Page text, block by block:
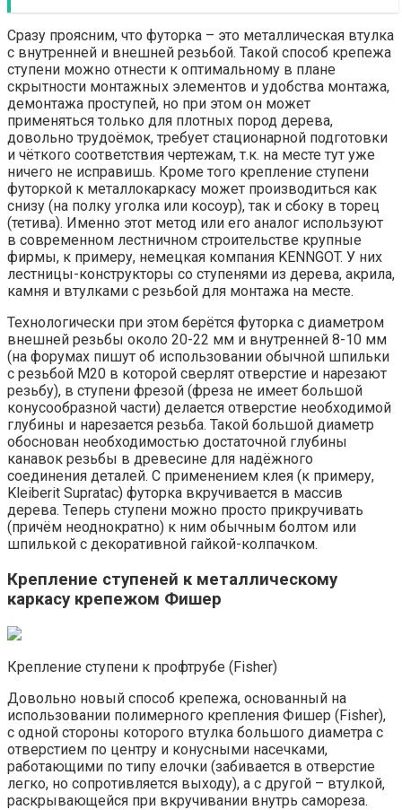
Сразу проясним, что футорка – это металлическая втулка
с внутренней и внешней резьбой. Такой способ крепежа
ступени можно отнести к оптимальному в плане
скрытности монтажных элементов и удобства монтажа,
демонтажа проступей, но при этом он может
применяться только для плотных пород дерева,
довольно трудоёмок, требует стационарной подготовки
и чёткого соответствия чертежам, т.к. на месте тут уже
ничего не исправишь. Кроме того крепление ступени
футоркой к металлокаркасу может производиться как
снизу (на полку уголка или косоур), так и сбоку в торец
(тетива). Именно этот метод или его аналог используют
в современном лестничном строительстве крупные
фирмы, к примеру, немецкая компания KENNGOT. У них
лестницы-конструкторы со ступенями из дерева, акрила,
камня и втулками с резьбой для монтажа на месте.
Технологически при этом берётся футорка с диаметром
внешней резьбы около 20-22 мм и внутренней 8-10 мм
(на форумах пишут об использовании обычной шпильки
с резьбой М20 в которой сверлят отверстие и нарезают
резьбу), в ступени фрезой (фреза не имеет большой
конусообразной части) делается отверстие необходимой
глубины и нарезается резьба. Такой большой диаметр
обоснован необходимостью достаточной глубины
канавок резьбы в древесине для надёжного
соединения деталей. С применением клея (к примеру,
Kleiberit Supratac) футорка вкручивается в массив
дерева. Теперь ступени можно просто прикручивать
(причём неоднократно) к ним обычным болтом или
шпилькой с декоративной гайкой-колпачком.
Крепление ступеней к металлическому
каркасу крепежом Фишер
Крепление ступени к профтрубе (Fisher)
Довольно новый способ крепежа, основанный на
использовании полимерного крепления Фишер (Fisher),
с одной стороны которого втулка большого диаметра с
отверстием по центру и конусными насечками,
работающими по типу елочки (забивается в отверстие
легко, но сопротивляется выходу), а с другой – втулкой,
раскрывающейся при вкручивании внутрь самореза.